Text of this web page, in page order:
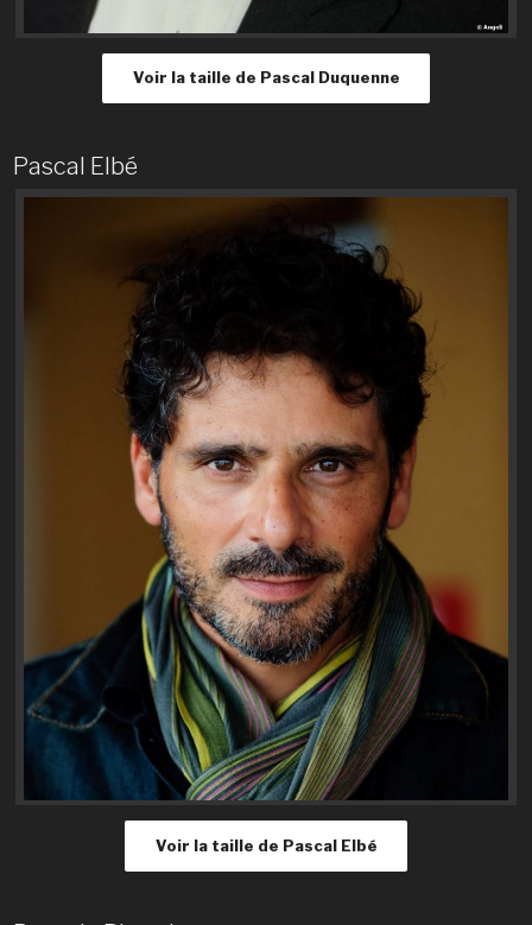
Voir la taille de Pascal Duquenne
Pascal Elbé
Voir la taille de Pascal Elbé